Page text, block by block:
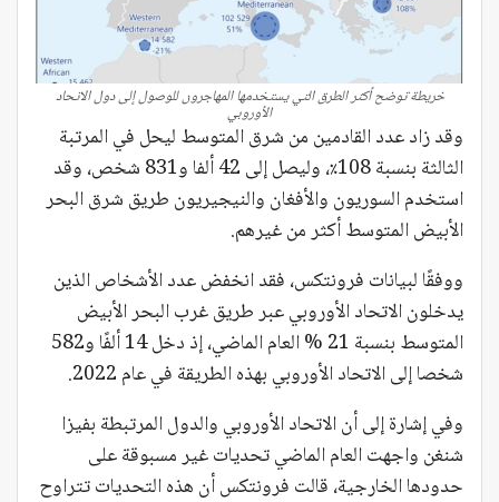
خريطة توضح أكثر الطرق التي يستخدمها المهاجرون للوصول إلى دول الاتحاد
الأوروبي
وقد زاد عدد القادمين من شرق المتوسط ليحل ​​في المرتبة
الثالثة بنسبة 108٪، وليصل إلى 42 ألفا و831 شخص، وقد
استخدم السوريون والأفغان والنيجيريون طريق شرق البحر
الأبيض المتوسط ​​أكثر من غيرهم.
ووفقًا لبيانات فرونتكس، فقد انخفض عدد الأشخاص الذين
يدخلون الاتحاد الأوروبي عبر طريق غرب البحر الأبيض
المتوسط ​​بنسبة 21 % العام الماضي، إذ دخل 14 ألفًا و582
شخصا إلى الاتحاد الأوروبي بهذه الطريقة في عام 2022.
وفي إشارة إلى أن الاتحاد الأوروبي والدول المرتبطة بفيزا
شنغن واجهت العام الماضي تحديات غير مسبوقة على
حدودها الخارجية، قالت فرونتكس أن هذه التحديات تتراوح